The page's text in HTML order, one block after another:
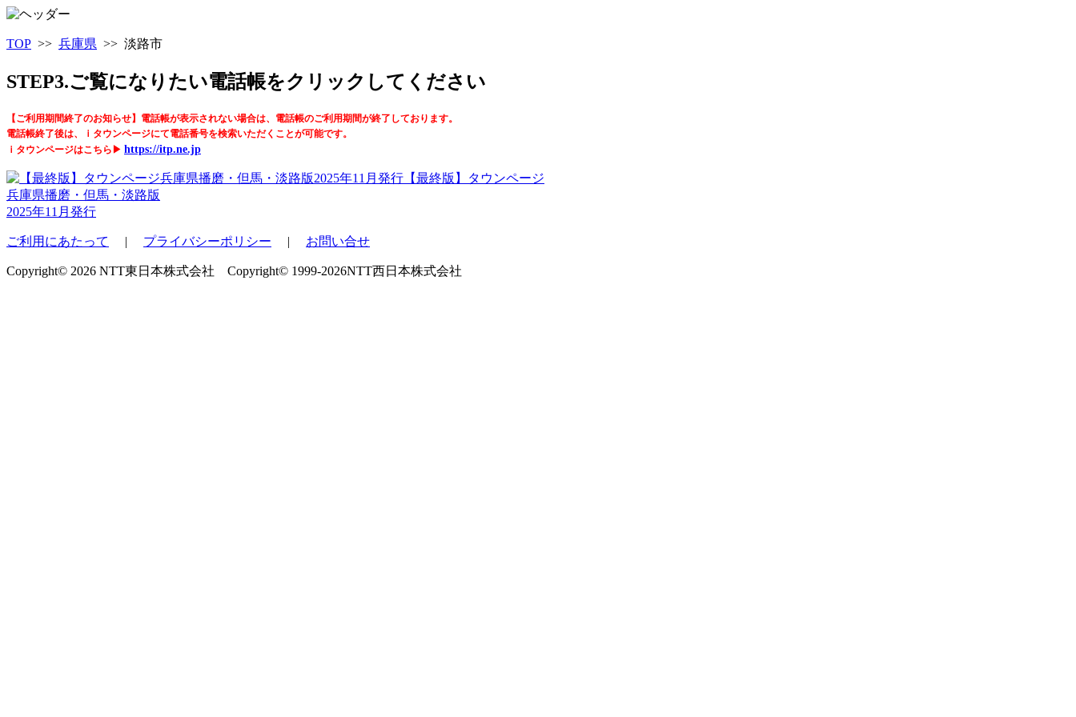
TOP >> 兵庫県 >> 淡路市
STEP3.ご覧になりたい電話帳をクリックしてください
【ご利用期間終了のお知らせ】電話帳が表示されない場合は、電話帳のご利用期間が終了しております。
電話帳終了後は、ｉタウンページにて電話番号を検索いただくことが可能です。
ｉタウンページはこちら▶ https://itp.ne.jp
【最終版】タウンページ
兵庫県播磨・但馬・淡路版
2025年11月発行
ご利用にあたって | プライバシーポリシー | お問い合せ
Copyright© 2026 NTT東日本株式会社 Copyright© 1999-2026NTT西日本株式会社